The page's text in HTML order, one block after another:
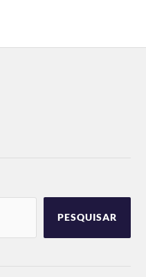
PESQUISAR